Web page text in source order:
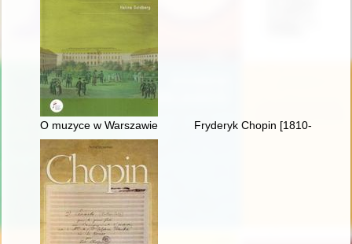
O muzyce w Warszawie ChopinaFryderyk Chopin [1810-1849]